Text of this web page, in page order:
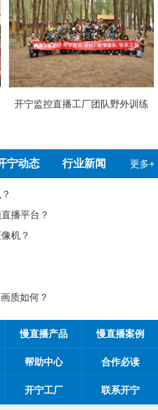
团队野外训练
宁动态 行业新闻 更多+
慢直播产品 慢直播案例
帮助中心 合作必读
开宁工厂 联系开宁